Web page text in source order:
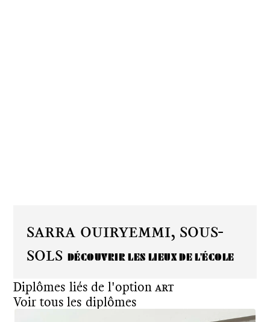
Sarra Ouiryemmi, Sous-
Sols DÉCOUVRIR LES LIEUX DE L'ÉCOLE
Diplômes liés de l'optionArt
Voir tous les diplômes